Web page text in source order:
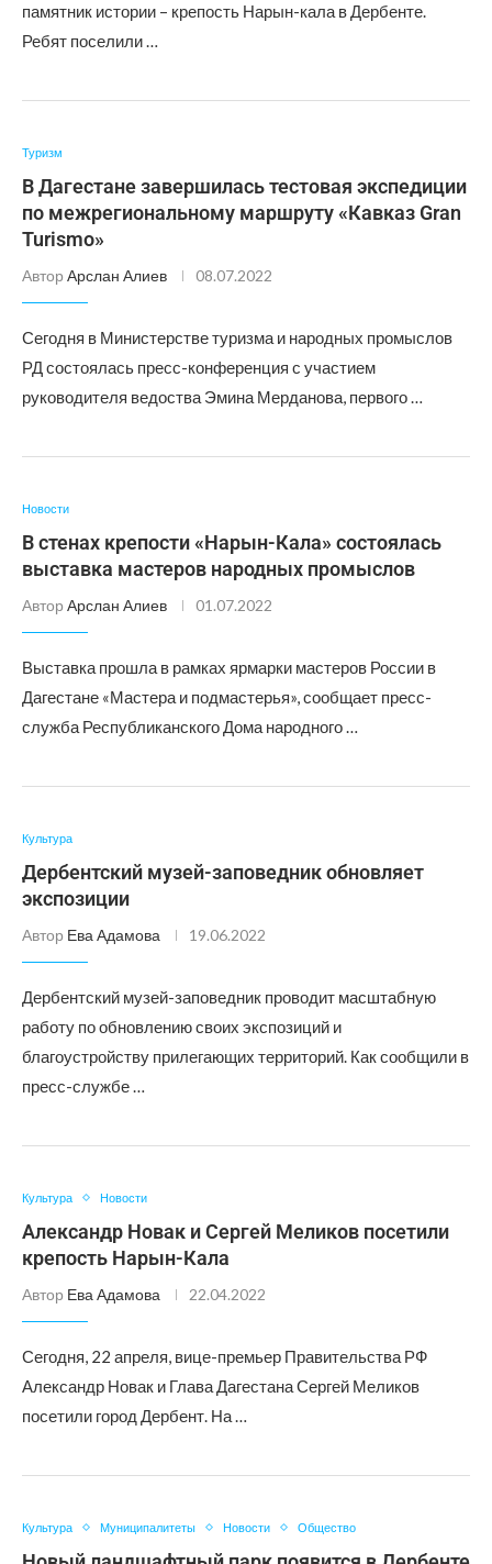
памятник истории – крепость Нарын-кала в Дербенте.
Ребят поселили …
Туризм
В Дагестане завершилась тестовая экспедиции
по межрегиональному маршруту «Кавказ Gran
Turismo»
Автор Арслан Алиев 08.07.2022
Сегодня в Министерстве туризма и народных промыслов
РД состоялась пресс-конференция с участием
руководителя ведоства Эмина Мерданова, первого …
Новости
В стенах крепости «Нарын-Кала» состоялась
выставка мастеров народных промыслов
Автор Арслан Алиев 01.07.2022
Выставка прошла в рамках ярмарки мастеров России в
Дагестане «Мастера и подмастерья», сообщает пресс-
служба Республиканского Дома народного …
Культура
Дербентский музей-заповедник обновляет
экспозиции
Автор Ева Адамова 19.06.2022
Дербентский музей-заповедник проводит масштабную
работу по обновлению своих экспозиций и
благоустройству прилегающих территорий. Как сообщили в
пресс-службе …
Культура Новости
Александр Новак и Сергей Меликов посетили
крепость Нарын-Кала
Автор Ева Адамова 22.04.2022
Сегодня, 22 апреля, вице-премьер Правительства РФ
Александр Новак и Глава Дагестана Сергей Меликов
посетили город Дербент. На …
Культура Муниципалитеты Новости Общество